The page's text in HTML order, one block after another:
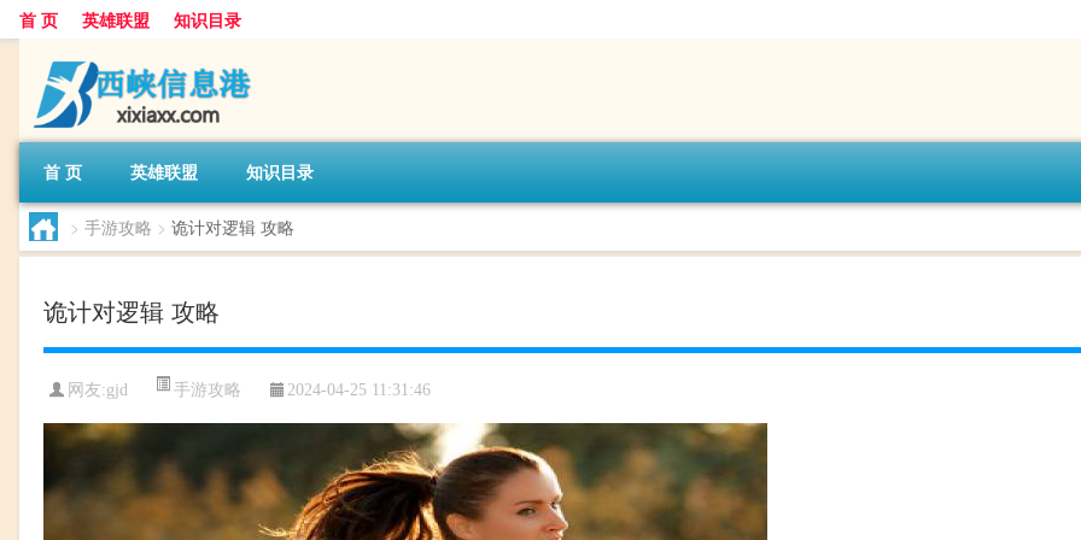
首 页 英雄联盟 知识目录
首 页 英雄联盟 知识目录
> 手游攻略 > 诡计对逻辑 攻略
诡计对逻辑 攻略
网友:gjd 手游攻略 2024-04-25 11:31:46